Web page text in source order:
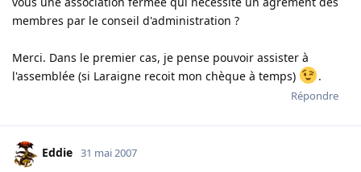
membres par le conseil d'administration ?
Merci. Dans le premier cas, je pense pouvoir assister à
l'assemblée (si Laraigne recoit mon chèque à temps)
.
Répondre
Eddie 31 mai 2007